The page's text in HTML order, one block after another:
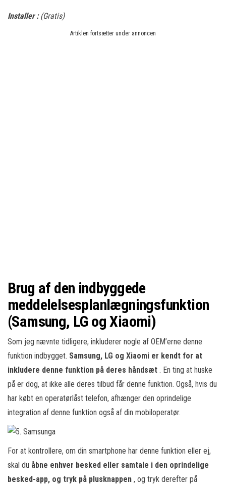
Installer :(Gratis)
Artiklen fortsætter under annoncen
Brug af den indbyggede
meddelelsesplanlægningsfunktion
(Samsung, LG og Xiaomi)
Som jeg nævnte tidligere, inkluderer nogle af OEM’erne denne
funktion indbygget. Samsung, LG og Xiaomi er kendt for at
inkludere denne funktion på deres håndsæt . En ting at huske
på er dog, at ikke alle deres tilbud får denne funktion. Også, hvis du
har købt en operatørlåst telefon, afhænger den oprindelige
integration af denne funktion også af din mobiloperatør.
For at kontrollere, om din smartphone har denne funktion eller ej,
skal du åbne enhver besked eller samtale i den oprindelige
besked-app, og tryk på plusknappen , og tryk derefter på